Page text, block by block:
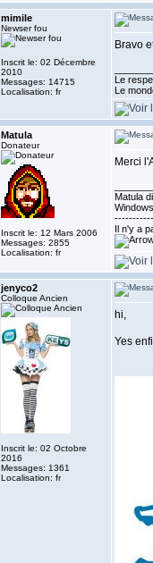
mimile
Newser fou
Inscrit le: 02 Décembre
2010
Messages: 14715
Localisation: fr
Bravo
Le
Le
Matula
Donateur
Inscrit le: 12 Mars 2006
Messages: 2855
Localisation: fr
Merci
Matula
Il n'y a
jenyco2
Colloque Ancien
Inscrit le: 02 Octobre
2016
Messages: 1361
Localisation: fr
hi,
Yes